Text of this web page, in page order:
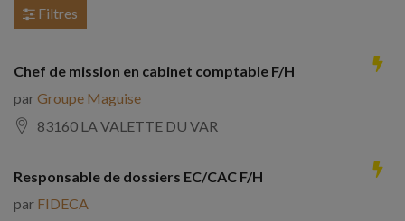
Filtres
Chef de mission en cabinet comptable F/H
parGroupe Maguise
83160 LA VALETTE DU VAR
Responsable de dossiers EC/CAC F/H
par FIDECA